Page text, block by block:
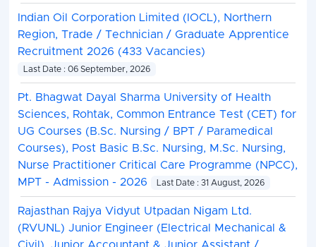
Indian Oil Corporation Limited (IOCL), Northern
Region, Trade / Technician / Graduate Apprentice
Recruitment 2026 (433 Vacancies)
Last Date : 06 September, 2026
Pt. Bhagwat Dayal Sharma University of Health
Sciences, Rohtak, Common Entrance Test (CET) for
UG Courses (B.Sc. Nursing / BPT / Paramedical
Courses), Post Basic B.Sc. Nursing, M.Sc. Nursing,
Nurse Practitioner Critical Care Programme (NPCC),
MPT - Admission - 2026
Last Date : 31 August, 2026
Rajasthan Rajya Vidyut Utpadan Nigam Ltd.
(RVUNL) Junior Engineer (Electrical Mechanical &